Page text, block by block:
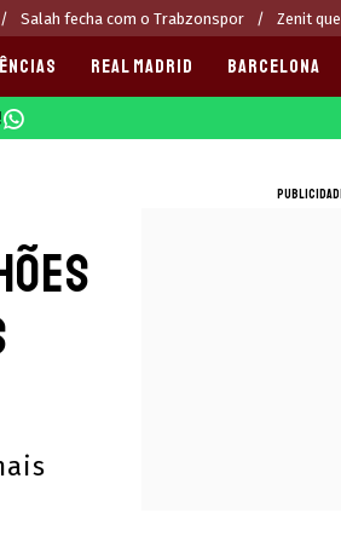
Salah fecha com o Trabzonspor Zenit
REAL MADRID BARCELONA